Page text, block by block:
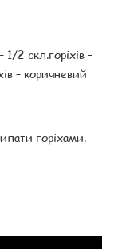
2 скл.горіхів –
– коричневий
горіхами.